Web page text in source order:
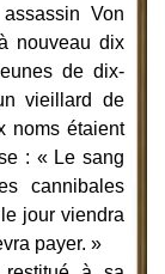
Von
nouveau dix
de dix-
vieillard de
noms étaient
: « Le sang
cannibales
jour viendra
payer. »